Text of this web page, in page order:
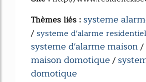
Thèmes liés :systeme
/systeme d'alarme residentiel
systeme d'alarme maison/
maison domotique/
domotique